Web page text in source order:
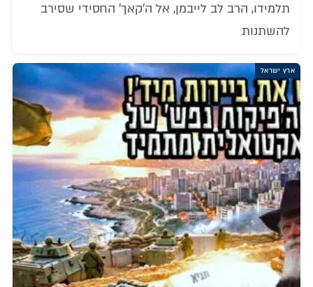
תלמידו, הרב לב לייבמן, אל ה'קאך' החסידי שסירב
להשתנות
ארץ ישראל